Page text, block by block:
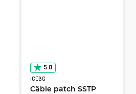
5.0
ICDBG
Câble patch SSTP